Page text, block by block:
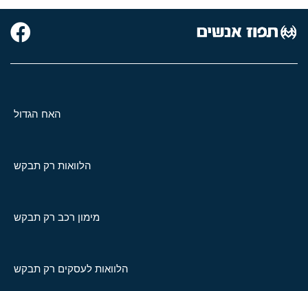
האח הגדול
הלוואות רק תבקש
מימון רכב רק תבקש
הלוואות לעסקים רק תבקש